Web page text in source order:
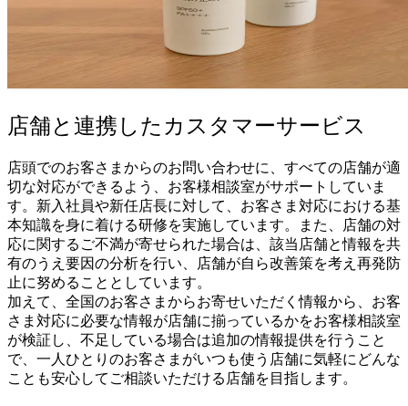
店舗と連携したカスタマーサービス
店頭でのお客さまからのお問い合わせに、すべての店舗が適
切な対応ができるよう、お客様相談室がサポートしていま
す。新入社員や新任店長に対して、お客さま対応における基
本知識を身に着ける研修を実施しています。また、店舗の対
応に関するご不満が寄せられた場合は、該当店舗と情報を共
有のうえ要因の分析を行い、店舗が自ら改善策を考え再発防
止に努めることとしています。
加えて、全国のお客さまからお寄せいただく情報から、お客
さま対応に必要な情報が店舗に揃っているかをお客様相談室
が検証し、不足している場合は追加の情報提供を行うこと
で、一人ひとりのお客さまがいつも使う店舗に気軽にどんな
ことも安心してご相談いただける店舗を目指します。